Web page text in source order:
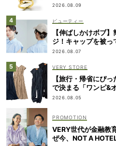
2026.08.09
ビューティー
【伸ばしかけボブ
ジ！キャップを被っ
2026.08.07
VERY STORE
【旅行・帰省にぴ
で決まる「ワンピ&
2026.08.05
VERY世代が金融教
ぜ今、NOT A